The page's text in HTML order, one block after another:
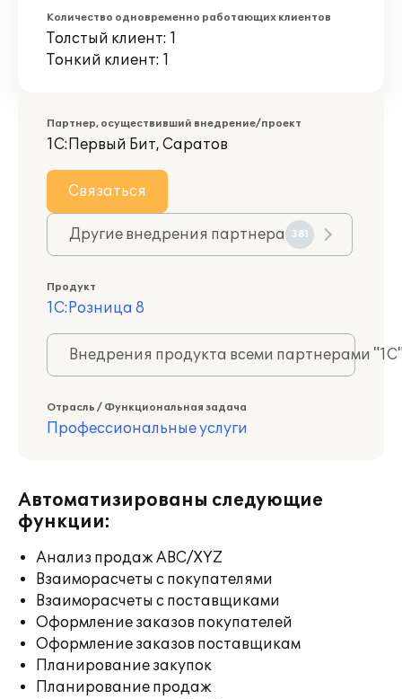
Количество одновременно работающих клиентов
Толстый клиент: 1
Тонкий клиент: 1
Партнер, осуществивший внедрение/проект
1С:Первый Бит, Саратов
Связаться
Другие внедрения партнера 381
Продукт
1С:Розница 8
Внедрения продукта всеми партнерами
Отрасль / Функциональная задача
Профессиональные услуги
Автоматизированы следующие
функции:
Анализ продаж ABC/XYZ
Взаиморасчеты с покупателями
Взаиморасчеты с поставщиками
Оформление заказов покупателей
Оформление заказов поставщикам
Планирование закупок
Планирование продаж